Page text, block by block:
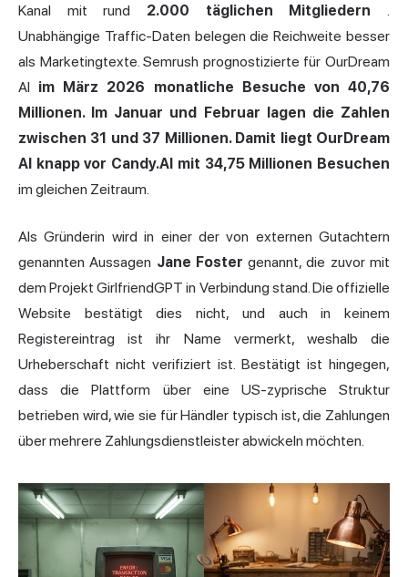
Kanal mit rund 2.000 täglichen Mitgliedern .
Unabhängige Traffic-Daten belegen die Reichweite besser
als Marketingtexte. Semrush prognostizierte für OurDream
AI im März 2026 monatliche Besuche von 40,76
Millionen. Im Januar und Februar lagen die Zahlen
zwischen 31 und 37 Millionen. Damit liegt OurDream
AI knapp vor Candy.AI mit 34,75 Millionen Besuchen
im gleichen Zeitraum.
Als Gründerin wird in einer der von externen Gutachtern
genannten Aussagen Jane Foster genannt, die zuvor mit
dem Projekt GirlfriendGPT in Verbindung stand. Die offizielle
Website bestätigt dies nicht, und auch in keinem
Registereintrag ist ihr Name vermerkt, weshalb die
Urheberschaft nicht verifiziert ist. Bestätigt ist hingegen,
dass die Plattform über eine US-zyprische Struktur
betrieben wird, wie sie für Händler typisch ist, die Zahlungen
über mehrere Zahlungsdienstleister abwickeln möchten.